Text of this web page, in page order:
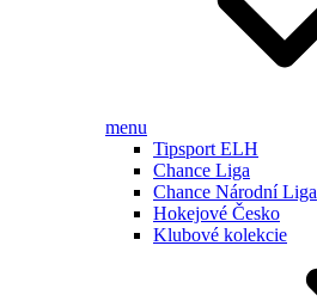
menu
Tipsport ELH
Chance Liga
Chance Národní Liga
Hokejové Česko
Klubové kolekcie